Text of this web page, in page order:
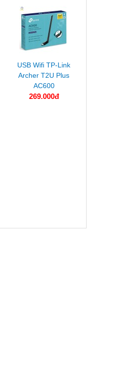
USB Wifi TP-Link
Archer T2U Plus
AC600
269.000đ